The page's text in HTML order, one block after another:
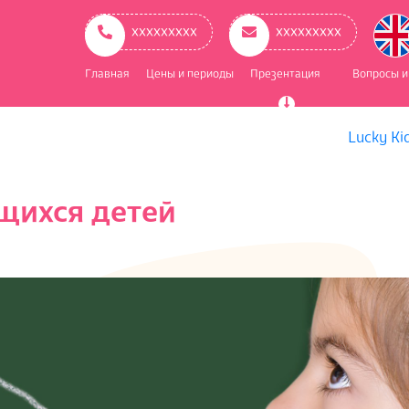
ххххххххх ххххххххх
Главная Цены и периоды Презентация Вопросы
Lucky
детей